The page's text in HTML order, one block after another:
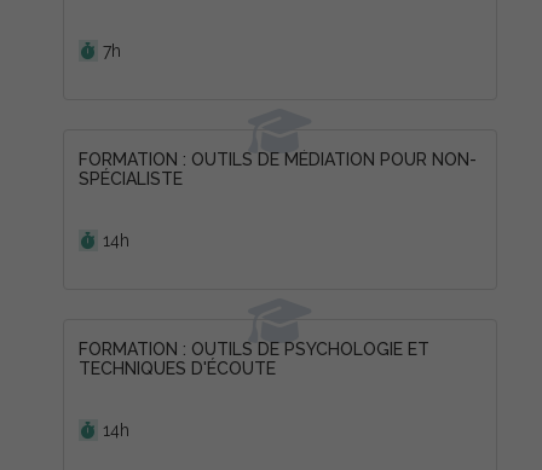
7h
FORMATION : OUTILS DE MÉDIATION POUR NON-
SPÉCIALISTE
14h
FORMATION : OUTILS DE PSYCHOLOGIE ET
TECHNIQUES D'ÉCOUTE
14h